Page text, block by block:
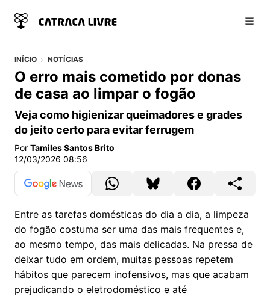
INÍCIO NOTÍCIAS
O erro mais cometido por donas
de casa ao limpar o fogão
Veja como higienizar queimadores e grades
do jeito certo para evitar ferrugem
Por Tamiles Santos Brito
12/03/2026 08:56
Entre as tarefas domésticas do dia a dia, a limpeza
do fogão costuma ser uma das mais frequentes e,
ao mesmo tempo, das mais delicadas. Na pressa de
deixar tudo em ordem, muitas pessoas repetem
hábitos que parecem inofensivos, mas que acabam
prejudicando o eletrodoméstico e até